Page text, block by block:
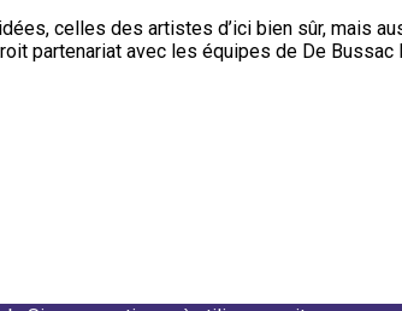
celles des artistes d’ici bien sûr, mais
partenariat avec les équipes de De Bussac